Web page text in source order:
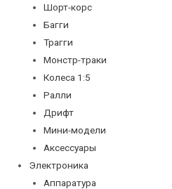
Шорт-корс
Багги
Трагги
Монстр-траки
Колеса 1:5
Ралли
Дрифт
Мини-модели
Аксессуары
Электроника
Аппаратура